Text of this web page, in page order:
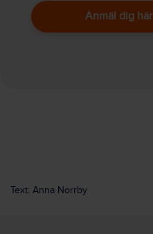
Anmäl dig här
Text: Anna Norrby